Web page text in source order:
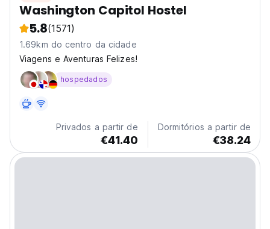
Washington Capitol Hostel
5.8(1571)
1.69km do centro da cidade
Viagens e Aventuras Felizes!
hospedados
Privados a partir de
€41.40
Dormitórios a partir de
€38.24